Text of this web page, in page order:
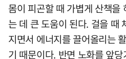
몸이 피곤할 때 가볍게 산책을
는 데 큰 도움이 된다. 걸을 때
지면서 에너지를 끌어올리는
기 때문이다. 반면 노화를 앞